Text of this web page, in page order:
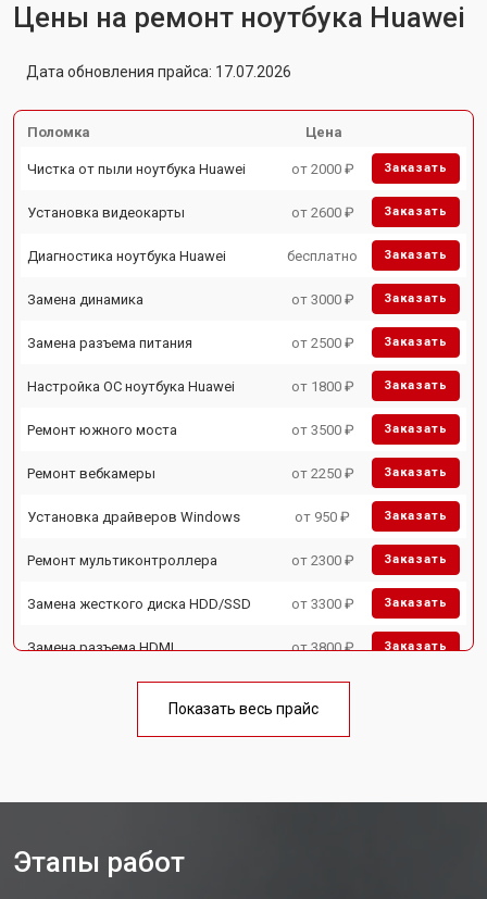
Цены на ремонт ноутбука Huawei
Дата обновления прайса: 17.07.2026
Поломка Цена
Чистка от пыли ноутбука Huawei от 2000 ₽ Заказать
Установка видеокарты от 2600 ₽ Заказать
Диагностика ноутбука Huawei бесплатно Заказать
Замена динамика от 3000 ₽ Заказать
Замена разъема питания от 2500 ₽ Заказать
Настройка ОС ноутбука Huawei от 1800 ₽ Заказать
Ремонт южного моста от 3500 ₽ Заказать
Ремонт вебкамеры от 2250 ₽ Заказать
Установка драйверов Windows от 950 ₽ Заказать
Ремонт мультиконтроллера от 2300 ₽ Заказать
Замена жесткого диска HDD/SSD от 3300 ₽ Заказать
Замена разъема HDMI от 3800 ₽ Заказать
Замена клавиатуры от 2900 ₽
Замена матрицы ноутбука Huawei
Показать весь прайс
Этапы работ